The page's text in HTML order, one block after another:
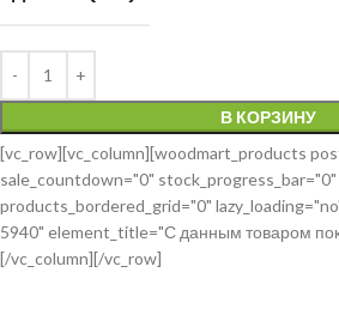
В КОРЗИНУ
[vc_row][vc_column][woodmart_products
sale_countdown="0"
products_bordered_grid="0"
5940" element_title="С данным товаром
[/vc_column][/vc_row]